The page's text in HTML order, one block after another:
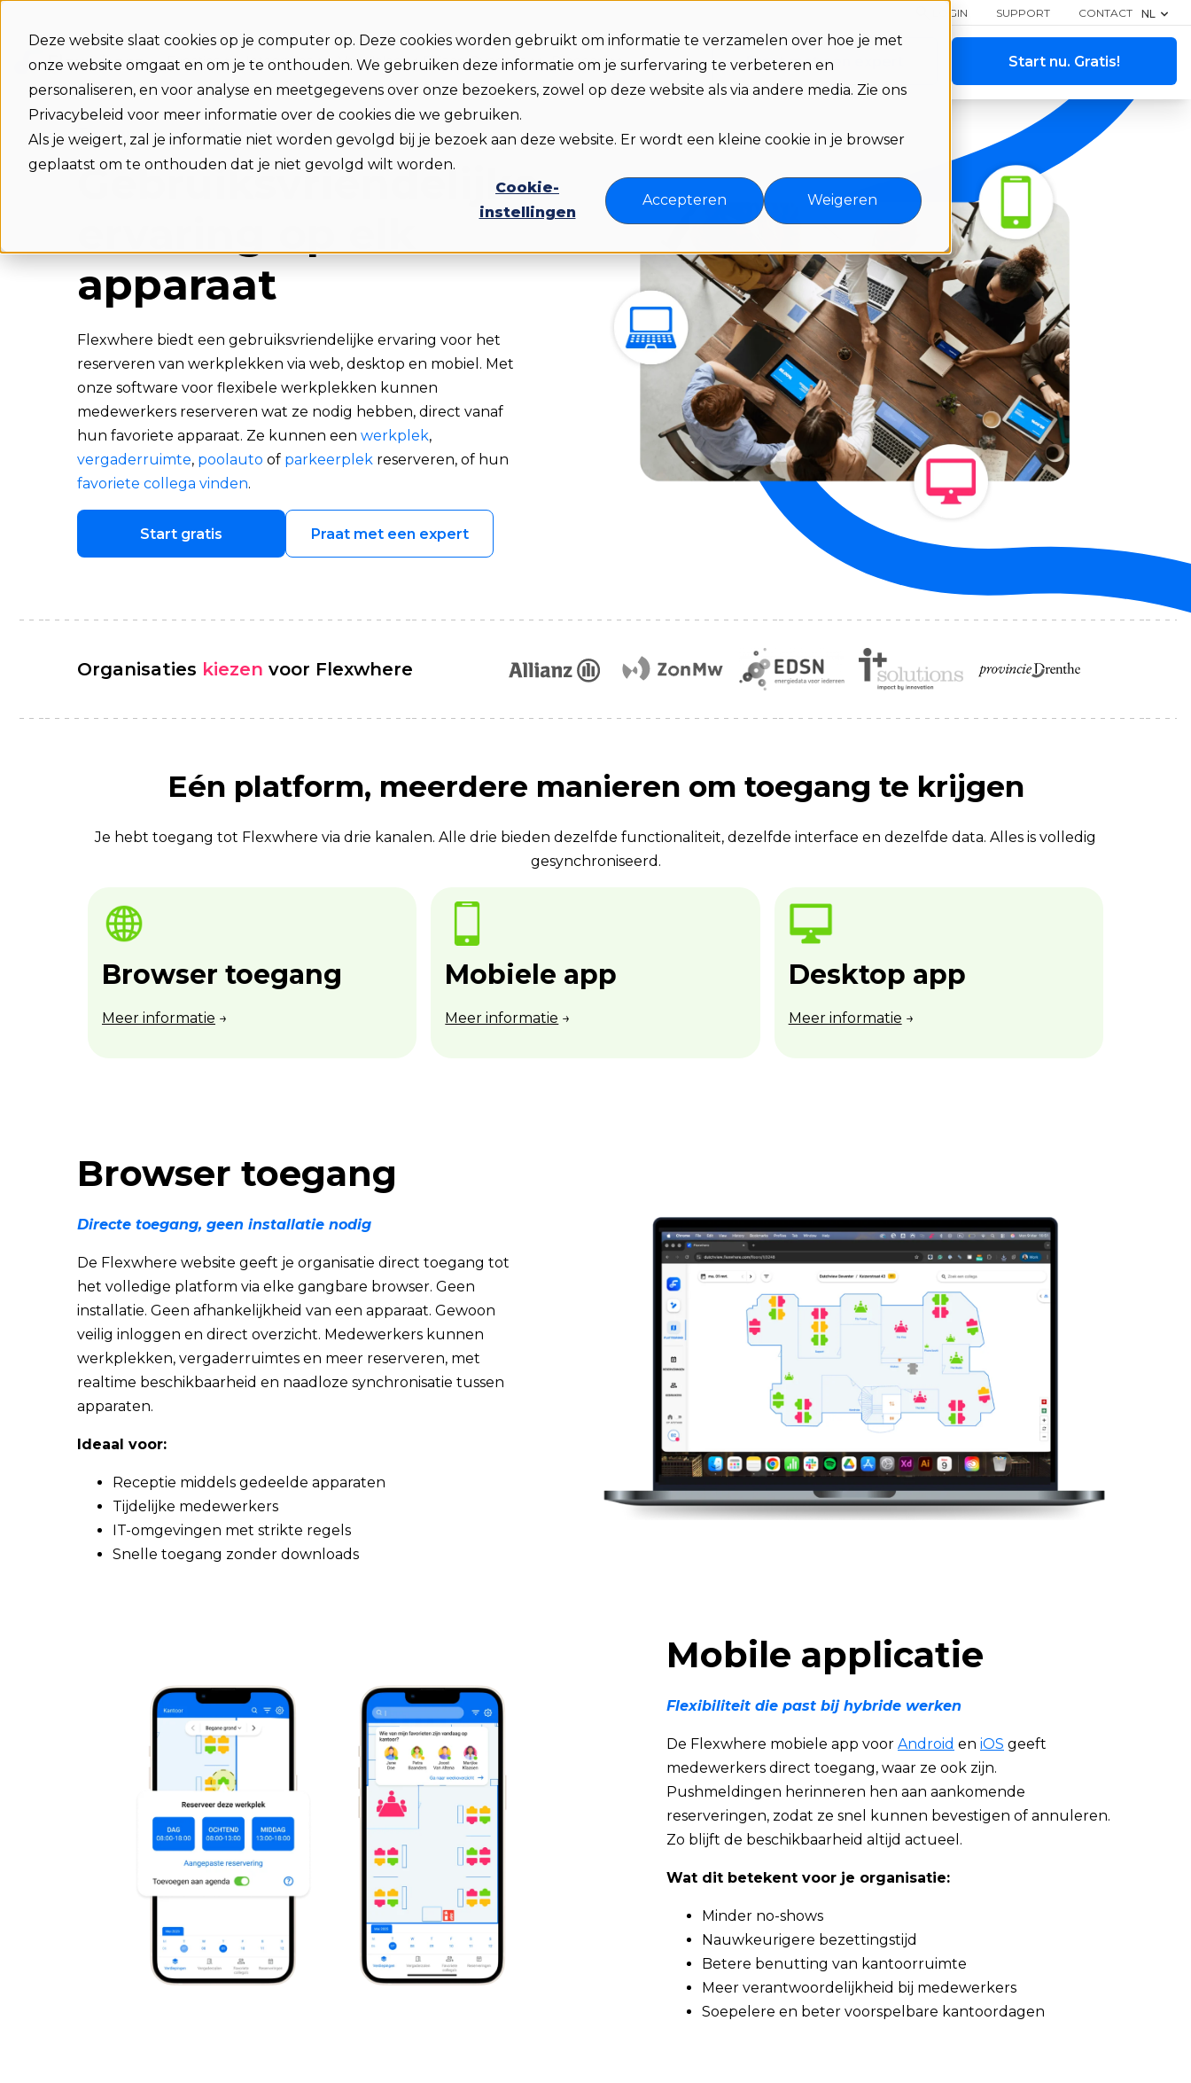
Deze website slaat cookies op je computer op. Deze cookies worden gebruikt om informatie te verzamelen over hoe je met
onze website omgaat en om je te onthouden. We gebruiken deze informatie om je surfervaring te verbeteren en
personaliseren, en voor analyse en meetgegevens over onze bezoekers, zowel op deze website als via andere media. Zie ons
Privacybeleid voor meer informatie over de cookies die we gebruiken.
Als je weigert, zal je informatie niet worden gevolgd bij je bezoek aan deze website. Er wordt een kleine cookie in je browser
geplaatst om te onthouden dat je niet gevolgd wilt worden.
Cookie-
instellingen
Accepteren Weigeren
LOGIN SUPPORT CONTACT NL
Functies Integraties Voordelen Prijzen Over ons Bronnen Praat met een expert Start nu. Gratis!
Toegang vanaf elk apparaat
Gebruiksvriendelijke
apparaat
Flexwhere biedt een gebruiksvriendelijke ervaring voor het
reserveren van werkplekken via web, desktop en mobiel. Met
onze software voor flexibele werkplekken kunnen
medewerkers reserveren wat ze nodig hebben, direct vanaf
hun favoriete apparaat. Ze kunnen een werkplek,
vergaderruimte, poolauto of parkeerplek reserveren, of hun
favoriete collega vinden.
Start gratis Praat met een expert
Organisaties kiezen voor Flexwhere
Eén platform, meerdere manieren om toegang te krijgen
Je hebt toegang tot Flexwhere via drie kanalen. Alle drie bieden dezelfde functionaliteit, dezelfde interface en dezelfde data. Alles is volledig
gesynchroniseerd.
Browser toegang
Meer informatie →
Mobiele app
Meer informatie →
Desktop app
Meer informatie →
Browser toegang
Directe toegang, geen installatie nodig
De Flexwhere website geeft je organisatie direct toegang tot
het volledige platform via elke gangbare browser. Geen
installatie. Geen afhankelijkheid van een apparaat. Gewoon
veilig inloggen en direct overzicht. Medewerkers kunnen
werkplekken, vergaderruimtes en meer reserveren, met
realtime beschikbaarheid en naadloze synchronisatie tussen
apparaten.
Ideaal voor:
Receptie middels gedeelde apparaten
Tijdelijke medewerkers
IT-omgevingen met strikte regels
Snelle toegang zonder downloads
Mobile applicatie
Flexibiliteit die past bij hybride werken
De Flexwhere mobiele app voor Android en iOS geeft
medewerkers direct toegang, waar ze ook zijn.
Pushmeldingen herinneren hen aan aankomende
reserveringen, zodat ze snel kunnen bevestigen of annuleren.
Zo blijft de beschikbaarheid altijd actueel.
Wat dit betekent voor je organisatie:
Minder no-shows
Nauwkeurigere bezettingstijd
Betere benutting van kantoorruimte
Meer verantwoordelijkheid bij medewerkers
Soepelere en beter voorspelbare kantoordagen